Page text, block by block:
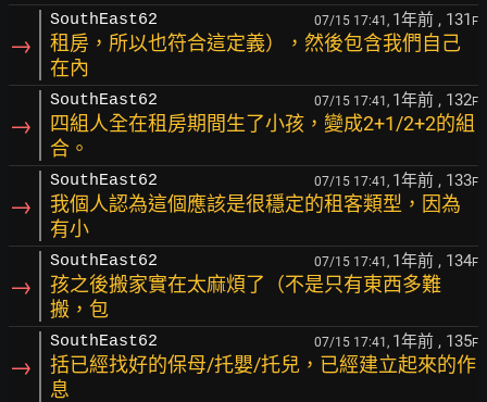
→
SouthEast62 07/15 17:41, 1年前 , 131 F
租房，所以也符合這定義），然後包含我們自己
在內
→
SouthEast62 07/15 17:41, 1年前 , 132F
四組人全在租房期間生了小孩，變成2+1/2+2的組
合。
→
SouthEast62 07/15 17:41, 1年前 , 133F
我個人認為這個應該是很穩定的租客類型，因為
有小
→
SouthEast62 07/15 17:41, 1年前 , 134F
孩之後搬家實在太麻煩了（不是只有東西多難
搬，包
→
SouthEast62 07/15 17:41, 1年前 , 135F
括已經找好的保母/托嬰/托兒，已經建立起來的作
息